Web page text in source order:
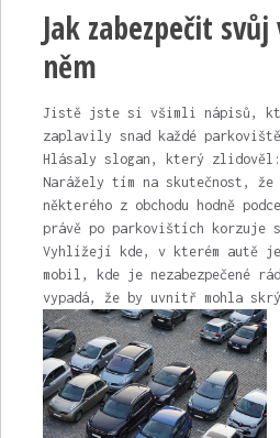
Jak zabezpečit
něm
Jistě jste si všimli nápisů,
zaplavily snad každé parkoviště
Hlásaly slogan, který
Narážely tím na skutečnost, že
některého z obchodu hodně
právě po parkovištích korzuje
Vyhlížejí kde, v kterém autě
mobil, kde je nezabezpečené
vypadá, že by uvnitř mohla